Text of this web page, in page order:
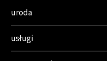
uroda
usługi